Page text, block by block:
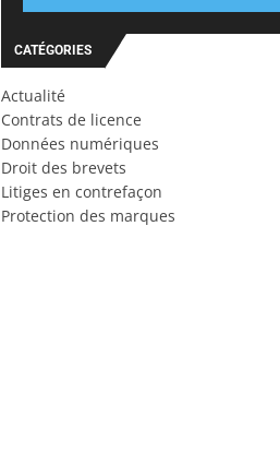
CATÉGORIES
Actualité
Contrats de licence
Données numériques
Droit des brevets
Litiges en contrefaçon
Protection des marques